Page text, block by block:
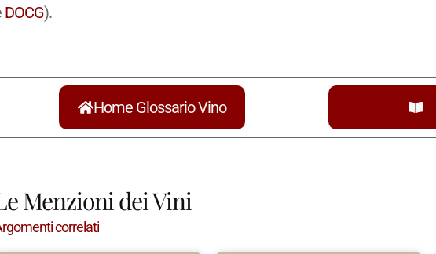
DOCG).
Home Glossario Vino
Menzioni dei Vini
correlati